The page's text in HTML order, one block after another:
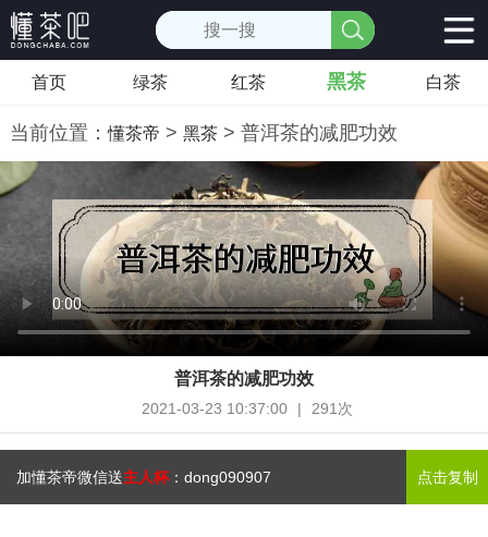
首页 绿茶 红茶 黑茶 白茶
当前位置：懂茶帝 > 黑茶> 普洱茶的减肥功效
普洱茶的减肥功效
2021-03-23 10:37:00 | 291次
加懂茶帝微信送主人杯： dong090907 点击复制